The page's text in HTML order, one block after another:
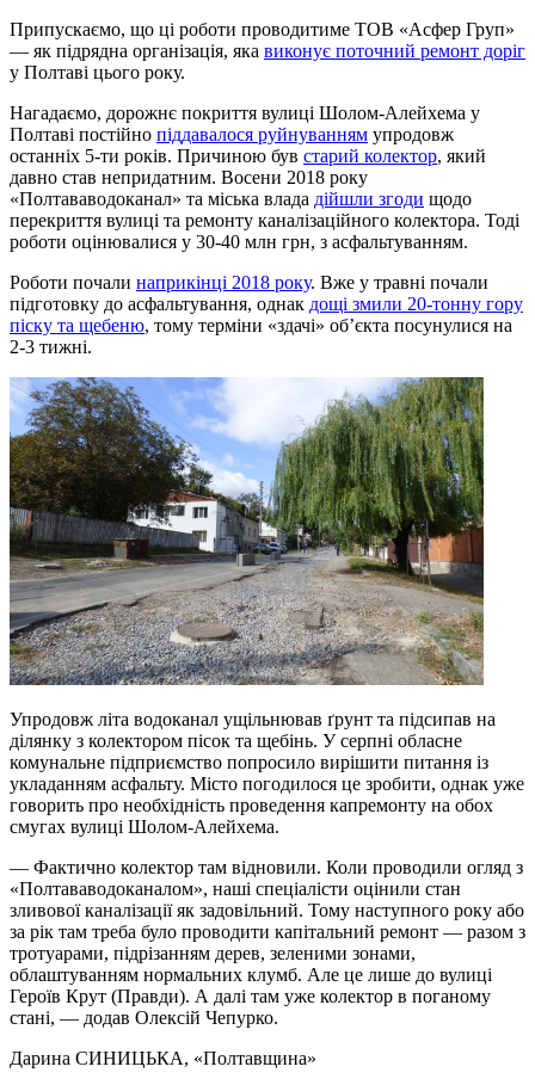
Припускаємо, що ці роботи проводитиме ТОВ «Асфер Груп»
— як підрядна організація, яка виконує поточний ремонт доріг
у Полтаві цього року.
Нагадаємо, дорожнє покриття вулиці Шолом-Алейхема у
Полтаві постійно піддавалося руйнуванням упродовж
останніх 5-ти років. Причиною був старий колектор, який
давно став непридатним. Восени 2018 року
«Полтававодоканал» та міська влада дійшли згоди щодо
перекриття вулиці та ремонту каналізаційного колектора. Тоді
роботи оцінювалися у 30-40 млн грн, з асфальтуванням.
Роботи почали наприкінці 2018 року. Вже у травні почали
підготовку до асфальтування, однак дощі змили 20-тонну гору
піску та щебеню, тому терміни «здачі» об’єкта посунулися на
2-3 тижні.
Упродовж літа водоканал ущільнював ґрунт та підсипав на
ділянку з колектором пісок та щебінь. У серпні обласне
комунальне підприємство попросило вирішити питання із
укладанням асфальту. Місто погодилося це зробити, однак уже
говорить про необхідність проведення капремонту на обох
смугах вулиці Шолом-Алейхема.
— Фактично колектор там відновили. Коли проводили огляд з
«Полтававодоканалом», наші спеціалісти оцінили стан
зливової каналізації як задовільний. Тому наступного року або
за рік там треба було проводити капітальний ремонт — разом з
тротуарами, підрізанням дерев, зеленими зонами,
облаштуванням нормальних клумб. Але це лише до вулиці
Героїв Крут (Правди). А далі там уже колектор в поганому
стані, — додав Олексій Чепурко.
Дарина СИНИЦЬКА, «Полтавщина»